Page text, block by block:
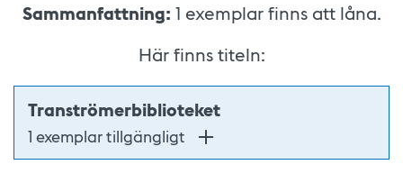
Sammanfattning: 1 exemplar finns att låna.
Här finns titeln:
Tranströmerbiblioteket
1 exemplar tillgängligt